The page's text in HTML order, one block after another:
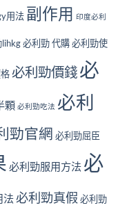
用法 副作用 印度必利
lihkg必利勁 代購必利勁使
必利勁價錢必
顆 必利勁吃法 必利
勁官網 必利勁屈臣
必利勁服用方法 必
法 必利勁真假 必利勁